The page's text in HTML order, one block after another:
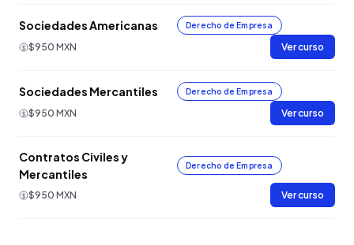
Sociedades Americanas Derecho de Empresa
$950 MXN Ver curso
Sociedades Mercantiles Derecho de Empresa
$950 MXN Ver curso
Contratos Civiles y
Mercantiles
Derecho de Empresa
$950 MXN Ver curso